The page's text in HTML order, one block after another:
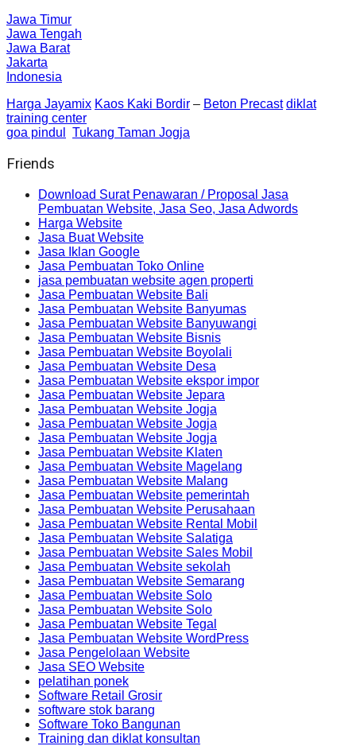
Jawa Timur
Jawa Tengah
Jawa Barat
Jakarta
Indonesia
Harga Jayamix Kaos Kaki Bordir – Beton Precast diklat
training center
goa pindul
Tukang Taman Jogja
Friends
Download Surat Penawaran / Proposal Jasa
Pembuatan Website, Jasa Seo, Jasa Adwords
Harga Website
Jasa Buat Website
Jasa Iklan Google
Jasa Pembuatan Toko Online
jasa pembuatan website agen properti
Jasa Pembuatan Website Bali
Jasa Pembuatan Website Banyumas
Jasa Pembuatan Website Banyuwangi
Jasa Pembuatan Website Bisnis
Jasa Pembuatan Website Boyolali
Jasa Pembuatan Website Desa
Jasa Pembuatan Website ekspor impor
Jasa Pembuatan Website Jepara
Jasa Pembuatan Website Jogja
Jasa Pembuatan Website Jogja
Jasa Pembuatan Website Jogja
Jasa Pembuatan Website Klaten
Jasa Pembuatan Website Magelang
Jasa Pembuatan Website Malang
Jasa Pembuatan Website pemerintah
Jasa Pembuatan Website Perusahaan
Jasa Pembuatan Website Rental Mobil
Jasa Pembuatan Website Salatiga
Jasa Pembuatan Website Sales Mobil
Jasa Pembuatan Website sekolah
Jasa Pembuatan Website Semarang
Jasa Pembuatan Website Solo
Jasa Pembuatan Website Solo
Jasa Pembuatan Website Tegal
Jasa Pembuatan Website WordPress
Jasa Pengelolaan Website
Jasa SEO Website
pelatihan ponek
Software Retail Grosir
software stok barang
Software Toko Bangunan
Training dan diklat konsultan